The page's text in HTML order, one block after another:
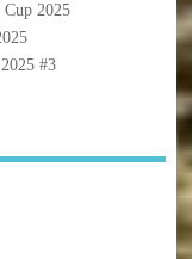
2025
#3